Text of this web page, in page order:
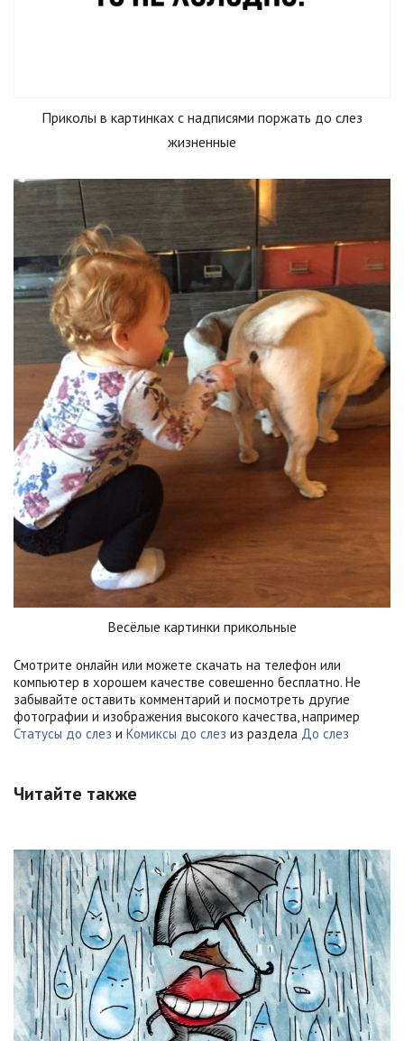
Приколы в картинках с надписями поржать до слез
жизненные
Весёлые картинки прикольные
Смотрите онлайн или можете скачать на телефон или
компьютер в хорошем качестве совешенно бесплатно. Не
забывайте оставить комментарий и посмотреть другие
фотографии и изображения высокого качества, например
Статусы до слез и Комиксы до слез из раздела До слез
Читайте также